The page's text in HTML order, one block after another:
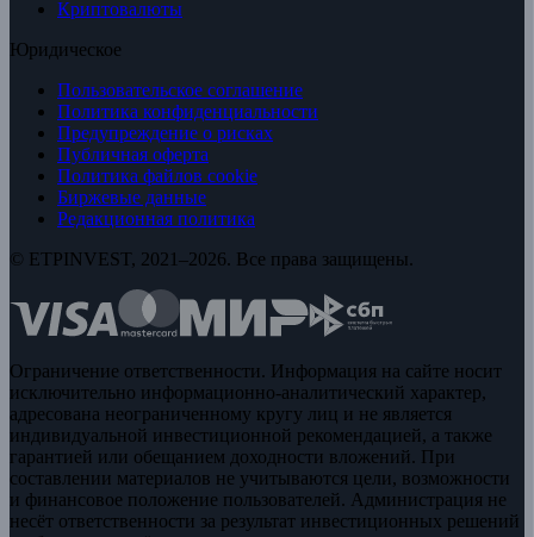
Криптовалюты
Юридическое
Пользовательское соглашение
Политика конфиденциальности
Предупреждение о рисках
Публичная оферта
Политика файлов cookie
Биржевые данные
Редакционная политика
© ETPINVEST, 2021–2026. Все права защищены.
Ограничение ответственности. Информация на сайте носит
исключительно информационно-аналитический характер,
адресована неограниченному кругу лиц и не является
индивидуальной инвестиционной рекомендацией, а также
гарантией или обещанием доходности вложений. При
составлении материалов не учитываются цели, возможности
и финансовое положение пользователей. Администрация не
несёт ответственности за результат инвестиционных решений